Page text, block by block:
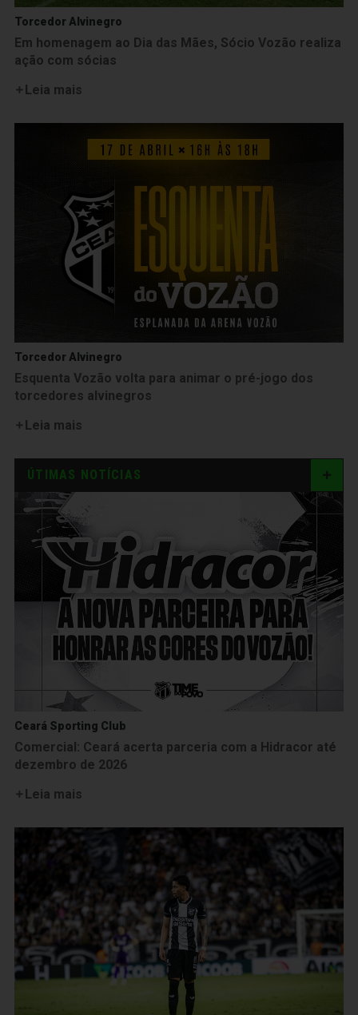
Torcedor Alvinegro
Em homenagem ao Dia das Mães, Sócio Vozão realiza
ação com sócias
Leia mais
Torcedor Alvinegro
Esquenta Vozão volta para animar o pré-jogo dos
torcedores alvinegros
Leia mais
ÚTIMAS NOTÍCIAS
Ceará Sporting Club
Comercial: Ceará acerta parceria com a Hidracor até
dezembro de 2026
Leia mais